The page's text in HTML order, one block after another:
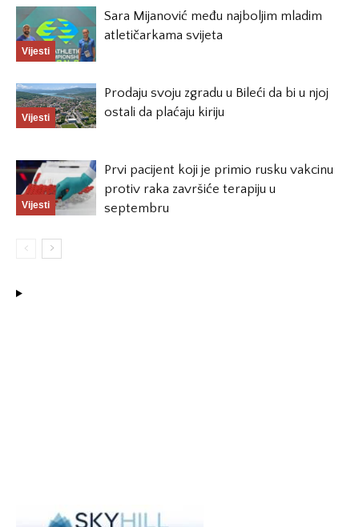
Vijesti
Sara Mijanović među najboljim mladim
atletičarkama svijeta
Vijesti
Prodaju svoju zgradu u Bileći da bi u njoj
ostali da plaćaju kiriju
Vijesti
Prvi pacijent koji je primio rusku vakcinu
protiv raka završiće terapiju u
septembru